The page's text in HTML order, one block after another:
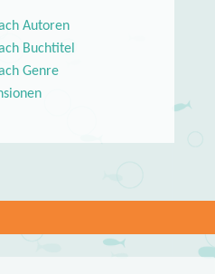
Autoren
Buchtitel
Genre